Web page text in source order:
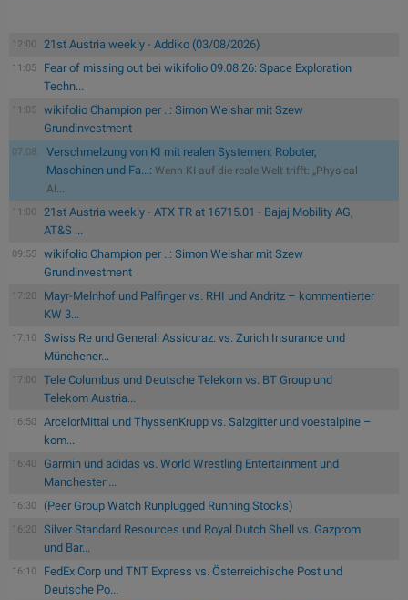
12:00 21st Austria weekly - Addiko (03/08/2026)
11:05
Fear of missing out bei wikifolio 09.08.26: Space Exploration
Techn...
11:05
wikifolio Champion per ..: Simon Weishar mit Szew
Grundinvestment
07.08.
Verschmelzung von KI mit realen Systemen: Roboter,
Maschinen und Fa...: Wenn KI auf die reale Welt trifft: „Physical
AI...
11:00
21st Austria weekly - ATX TR at 16715.01 - Bajaj Mobility AG,
AT&S ...
09:55
wikifolio Champion per ..: Simon Weishar mit Szew
Grundinvestment
17:20
Mayr-Melnhof und Palfinger vs. RHI und Andritz – kommentierter
KW 3...
17:10
Swiss Re und Generali Assicuraz. vs. Zurich Insurance und
Münchener...
17:00
Tele Columbus und Deutsche Telekom vs. BT Group und
Telekom Austria...
16:50
ArcelorMittal und ThyssenKrupp vs. Salzgitter und voestalpine –
kom...
16:40
Garmin und adidas vs. World Wrestling Entertainment und
Manchester ...
16:30 (Peer Group Watch Runplugged Running Stocks)
16:20
Silver Standard Resources und Royal Dutch Shell vs. Gazprom
und Bar...
16:10
FedEx Corp und TNT Express vs. Österreichische Post und
Deutsche Po...